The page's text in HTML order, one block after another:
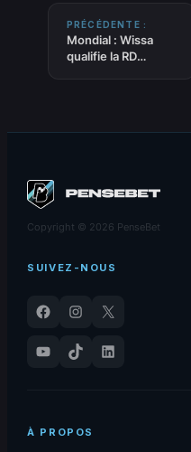
PRÉCÉDENTE :
Mondial : Wissa
qualifie la RD
Copyright © 2026 PenseBet
SUIVEZ-NOUS
Facebook Instagram
X
YouTube
TikTok LinkedIn
À PROPOS